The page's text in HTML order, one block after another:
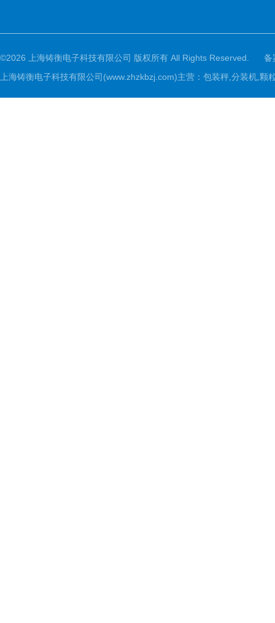
©2026 上海铸衡电子科技有限公司 版权所有 All Rights Reserved.
备
上海铸衡电子科技有限公司(www.zhzkbzj.com)主营： 包装秤,分装机,颗